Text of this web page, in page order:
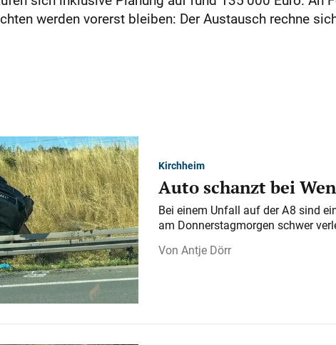
werden vorerst bleiben: Der Austausch rechne
Kirchheim
Auto schanzt bei
Bei einem Unfall auf der A 8 sind
am Donnerstagmorgen schwer
Antje Dörr